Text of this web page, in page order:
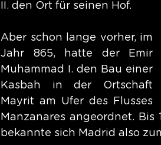
II. den Ort für seinen Hof.
Aber schon lange vorher, im
Jahr 865, hatte der Emir
Muhammad I. den Bau einer
Kasbah in der Ortschaft
Mayrit am Ufer des Flusses
Manzanares angeordnet. Bis
bekannte sich Madrid also